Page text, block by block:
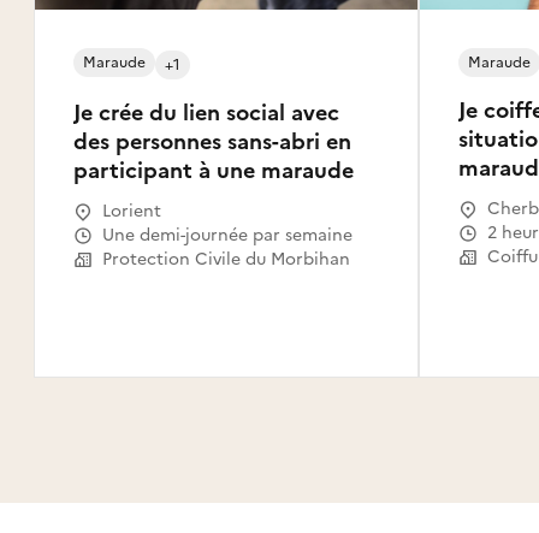
Je crée du lien social avec
des personnes sans-abri en
participant à une maraude
Maraude +1
Lorient
Une demi-journée par semaine
Protection Civile du Morbihan
Je
Maraude
2